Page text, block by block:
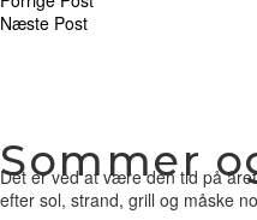
Næste Post
Sommer
Det er ved at være den tid på
efter sol, strand, grill og måske